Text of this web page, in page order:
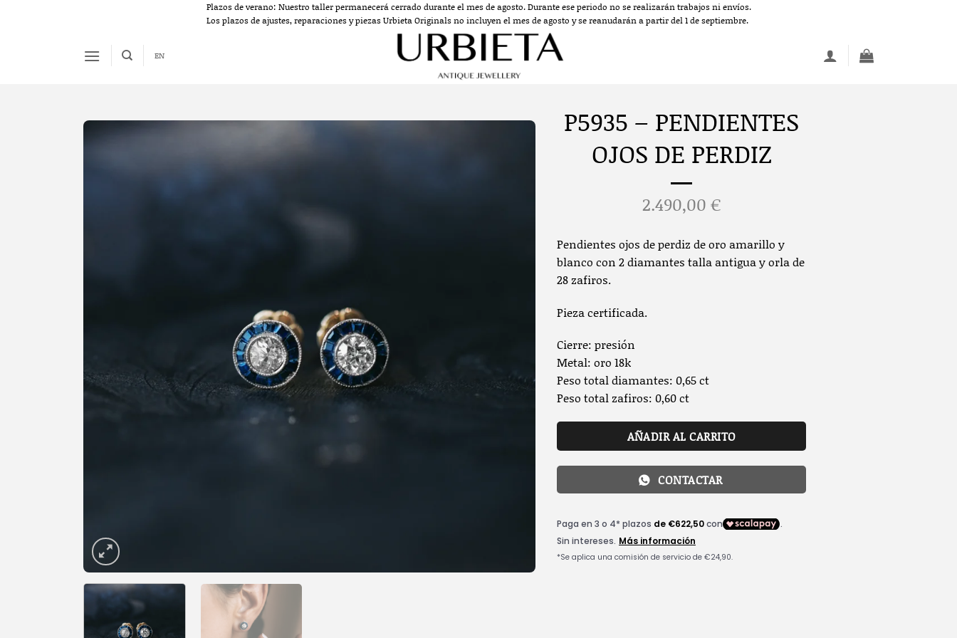
Plazos de verano: Nuestro taller permanecerá cerrado durante el mes de agosto. Durante ese periodo no se realizarán trabajos ni envíos.
Los plazos de ajustes, reparaciones y piezas Urbieta Originals no incluyen el mes de agosto y se reanudarán a partir del 1 de septiembre.
EN
P5935 – PENDIENTES
OJOS DE PERDIZ
2.490,00 €
Pendientes ojos de perdiz de oro amarillo y
blanco con 2 diamantes talla antigua y orla de
28 zafiros.
Pieza certificada.
Cierre: presión
Metal: oro 18k
Peso total diamantes: 0,65 ct
Peso total zafiros: 0,60 ct
AÑADIR AL CARRITO
CONTACTAR